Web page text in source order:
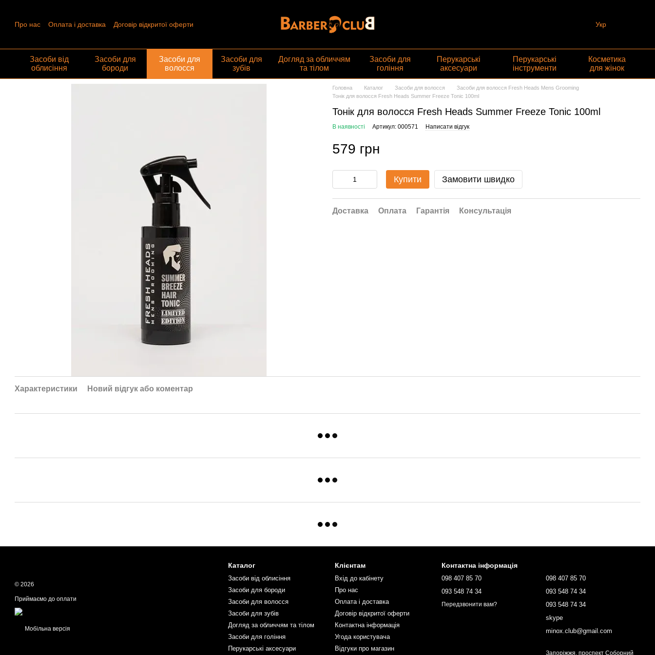
Про нас Оплата і доставка
Договір відкритої оферти
Укр
Засоби від
облисіння
Засоби для
бороди
Засоби для
волосся
Засоби для
зубів
Догляд за обличчям
та тілом
Засоби для
гоління
Перукарські
аксесуари
Перукарські
інструменти
Косметика
для жінок
Головна Каталог Засоби для волосся
Засоби для волосся Fresh Heads Mens Grooming
Тонік для волосся Fresh Heads Summer Freeze Tonic 100ml
Тонік для волосся Fresh Heads Summer Freeze Tonic 100ml
В наявності Артикул: 000571 Написати відгук
579 грн
Купити Замовити швидко
Доставка Оплата Гарантія Консультація
Характеристики Новий відгук або коментар
© 2026
Приймаємо до оплати
Мобільна версія
Каталог
Засоби від облисіння
Засоби для бороди
Засоби для волосся
Засоби для зубів
Догляд за обличчям та тілом
Засоби для гоління
Перукарські аксесуари
Клієнтам
Вхід до кабінету
Про нас
Оплата і доставка
Договір відкритої оферти
Контактна інформація
Угода користувача
Відгуки про магазин
Контактна інформація
098 407 85 70
093 548 74 34
Передзвонити вам?
098 407 85 70
093 548 74 34
093 548 74 34
skype
minox.club@gmail.com
Запоріжжя, проспект Соборний